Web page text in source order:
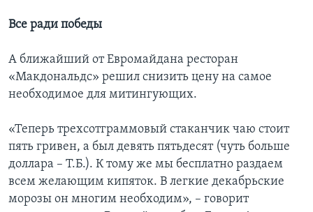
Все ради победы
А ближайший от Евромайдана ресторан
«Макдональдс» решил снизить цену на самое
необходимое для митингующих.
«Теперь трехсотграммовый стаканчик чаю стоит
пять гривен, а был девять пятьдесят (чуть больше
доллара – Т.Б.). К тому же мы бесплатно раздаем
всем желающим кипяток. В легкие декабрьские
морозы он многим необходим», – говорит